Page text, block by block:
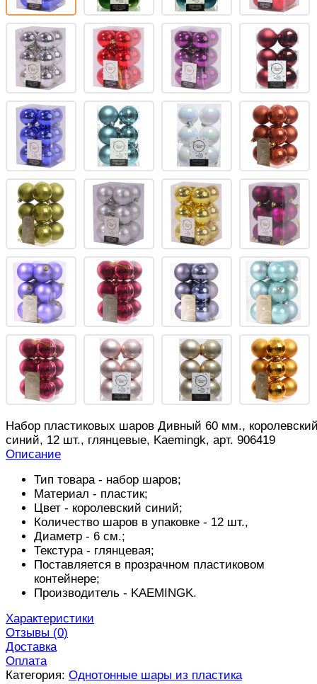
Набор пластиковых шаров Дивный 60 мм.,
синий, 12 шт., глянцевые, Kaemingk, арт. 906419
Описание
Тип товара - набор шаров;
Материал - пластик;
Цвет - королевский синий;
Количество шаров в упаковке - 12 шт.,
Диаметр - 6 см.;
Текстура - глянцевая;
Поставляется в прозрачном пластиковом
контейнере;
Производитель - KAEMINGK.
Характеристики
Отзывы (0)
Доставка
Оплата
Категория: Однотонные шары из пластика